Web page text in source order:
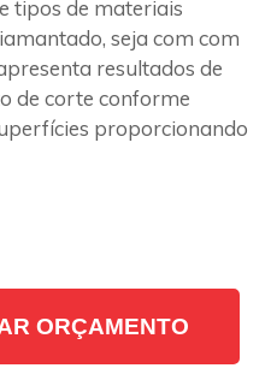
tipos de materiais
seja com com
resultados de
de corte conforme
proporcionando
ORÇAMENTO